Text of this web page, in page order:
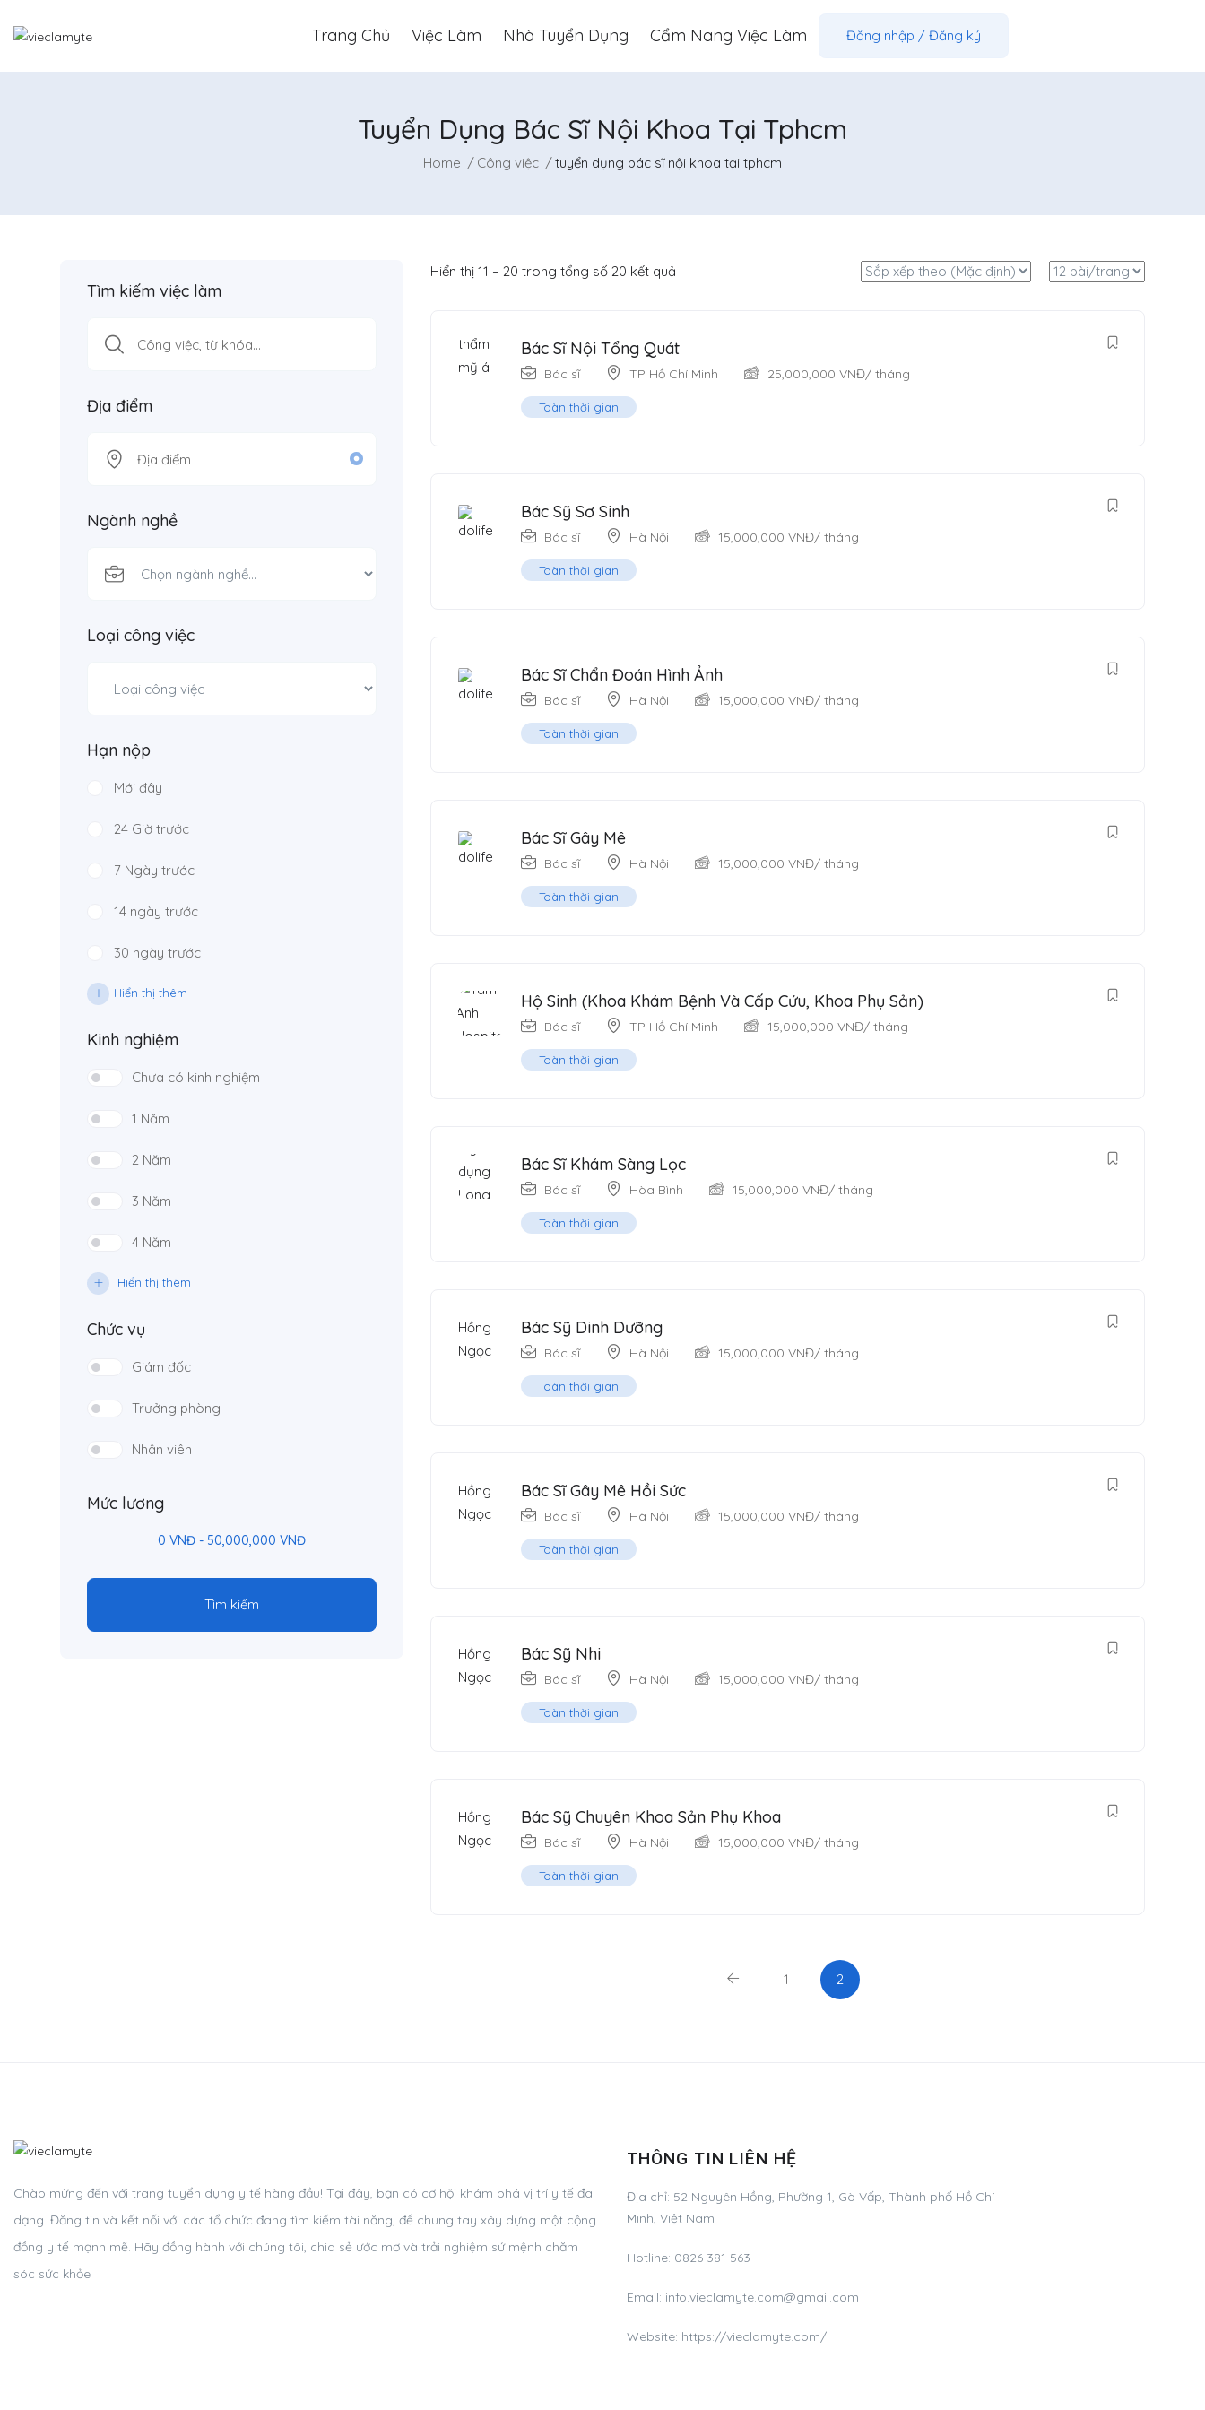
Trang Chủ Việc Làm Nhà Tuyển Dụng Cẩm Nang Việc Làm Đăng nhập / Đăng ký
Tuyển Dụng Bác Sĩ Nội Khoa Tại Tphcm
Home Công việc tuyển dụng bác sĩ nội khoa tại tphcm
Tìm kiếm việc làm
Địa điểm
Ngành nghề
Loại công việc
Hạn nộp
Mới đây
24 Giờ trước
7 Ngày trước
14 ngày trước
30 ngày trước
Hiển thị thêm
Kinh nghiệm
Chưa có kinh nghiệm
1 Năm
2 Năm
3 Năm
4 Năm
Hiển thị thêm
Chức vụ
Giám đốc
Trưởng phòng
Nhân viên
Mức lương
0 VNĐ - 50,000,000 VNĐ
Tìm kiếm
Hiển thị11 –20 trong tổng số 20 kết quả
Bác Sĩ Nội Tổng Quát
Bác sĩ TP Hồ Chí Minh 25,000,000 VNĐ/ tháng
Toàn thời gian
Bác Sỹ Sơ Sinh
Bác sĩ Hà Nội 15,000,000 VNĐ/ tháng
Toàn thời gian
Bác Sĩ Chẩn Đoán Hình Ảnh
Bác sĩ Hà Nội 15,000,000 VNĐ/ tháng
Toàn thời gian
Bác Sĩ Gây Mê
Bác sĩ Hà Nội 15,000,000 VNĐ/ tháng
Toàn thời gian
Hộ Sinh (Khoa Khám Bệnh Và Cấp Cứu, Khoa Phụ Sản)
Bác sĩ TP Hồ Chí Minh 15,000,000 VNĐ/ tháng
Toàn thời gian
Bác Sĩ Khám Sàng Lọc
Bác sĩ Hòa Bình 15,000,000 VNĐ/ tháng
Toàn thời gian
Bác Sỹ Dinh Dưỡng
Bác sĩ Hà Nội 15,000,000 VNĐ/ tháng
Toàn thời gian
Bác Sĩ Gây Mê Hồi Sức
Bác sĩ Hà Nội 15,000,000 VNĐ/ tháng
Toàn thời gian
Bác Sỹ Nhi
Bác sĩ Hà Nội 15,000,000 VNĐ/ tháng
Toàn thời gian
Bác Sỹ Chuyên Khoa Sản Phụ Khoa
Bác sĩ Hà Nội 15,000,000 VNĐ/ tháng
Toàn thời gian
1 2
Chào mừng đến với trang tuyển dụng y tế hàng đầu! Tại đây, bạn có cơ hội khám phá vị trí y tế đa
dạng. Đăng tin và kết nối với các tổ chức đang tìm kiếm tài năng, để chung tay xây dựng một cộng
đồng y tế mạnh mẽ. Hãy đồng hành với chúng tôi, chia sẻ ước mơ và trải nghiệm sứ mệnh chăm
sóc sức khỏe
THÔNG TIN LIÊN HỆ
Địa chỉ: 52 Nguyên Hồng, Phường 1, Gò Vấp, Thành phố Hồ Chí
Minh, Việt Nam
Hotline: 0826 381 563
Email: info.vieclamyte.com@gmail.com
Website: https://vieclamyte.com/